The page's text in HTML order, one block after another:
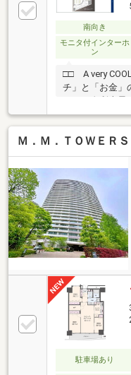
南向き
モニタ付インターホ
ン
□□ A very COOL every LIFE ! □□ご購入後の「おウ
チ」と「お金」
す！・金利上
返済のタイミン
チの設備保証や
まずはお気軽に
ついて、ご見学
ご連絡下さい。
１２０－５１０
Ｍ．Ｍ．ＴＯＷＥ
駐車場あり